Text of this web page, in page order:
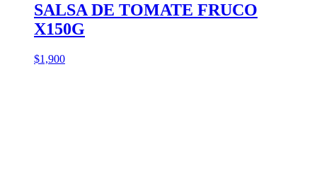
SALSA DE TOMATE FRUCO
X150G
$1,900